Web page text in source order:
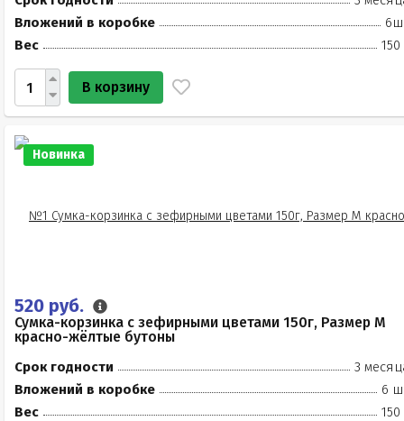
Вложений в коробке
Вес
150
В корзину
Новинка
520 руб.
Сумка-корзинка с зефирными цветами 150г, Размер М
красно-жёлтые бутоны
Срок годности
3
Вложений в коробке
6
Вес
150